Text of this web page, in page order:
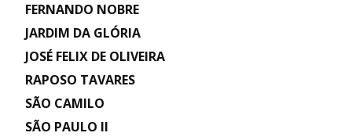
FERNANDO NOBRE
JARDIM DA GLÓRIA
JOSÉ FELIX DE OLIVEIRA
RAPOSO TAVARES
SÃO CAMILO
SÃO PAULO II